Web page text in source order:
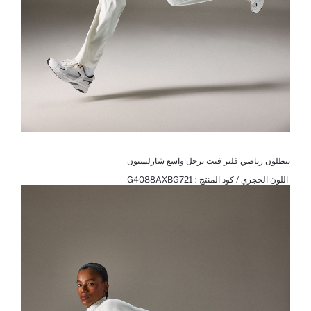
بنطلون رياضي فلير فيت برجل واسع شارلستون
اللون الحجري / كود المنتج : G4088AXBG721